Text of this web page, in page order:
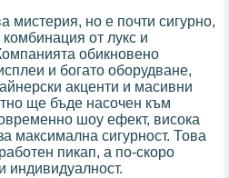
мистерия, но е почти сигурно,
от лукс и
обикновено
и богато оборудване,
акценти и масивни
ще бъде насочен към
шоу ефект, висока
максимална сигурност. Това
пикап, а по-скоро
индивидуалност.